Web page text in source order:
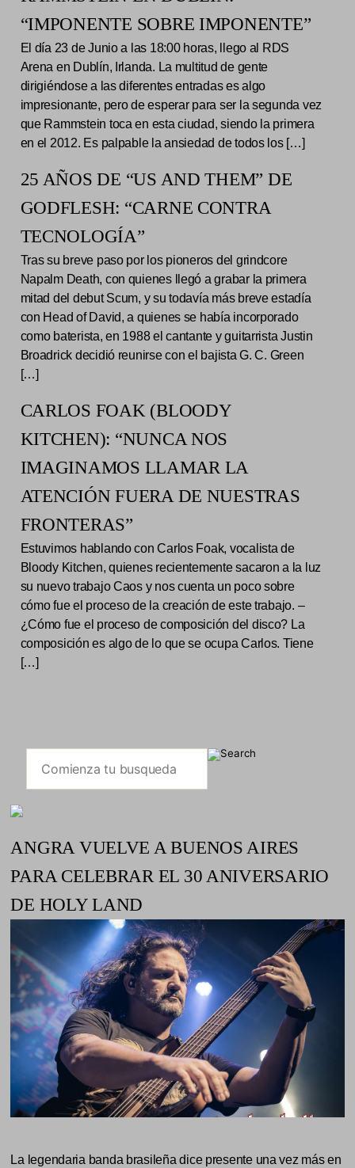
“IMPONENTE SOBRE IMPONENTE”
El día 23 de Junio a las 18:00 horas, llego al RDS
Arena en Dublín, Irlanda. La multitud de gente
dirigiéndose a las diferentes entradas es algo
impresionante, pero de esperar para ser la segunda vez
que Rammstein toca en esta ciudad, siendo la primera
en el 2012. Es palpable la ansiedad de todos los […]
25 AÑOS DE “US AND THEM” DE
GODFLESH: “CARNE CONTRA
TECNOLOGÍA”
Tras su breve paso por los pioneros del grindcore
Napalm Death, con quienes llegó a grabar la primera
mitad del debut Scum, y su todavía más breve estadía
con Head of David, a quienes se había incorporado
como baterista, en 1988 el cantante y guitarrista Justin
Broadrick decidió reunirse con el bajista G. C. Green
[…]
CARLOS FOAK (BLOODY
KITCHEN): “NUNCA NOS
IMAGINAMOS LLAMAR LA
ATENCIÓN FUERA DE NUESTRAS
FRONTERAS”
Estuvimos hablando con Carlos Foak, vocalista de
Bloody Kitchen, quienes recientemente sacaron a la luz
su nuevo trabajo Caos y nos cuenta un poco sobre
cómo fue el proceso de la creación de este trabajo. –
¿Cómo fue el proceso de composición del disco? La
composición es algo de lo que se ocupa Carlos. Tiene
[…]
ANGRA VUELVE A BUENOS AIRES
PARA CELEBRAR EL 30 ANIVERSARIO
DE HOLY LAND
La legendaria banda brasileña dice presente una vez más en